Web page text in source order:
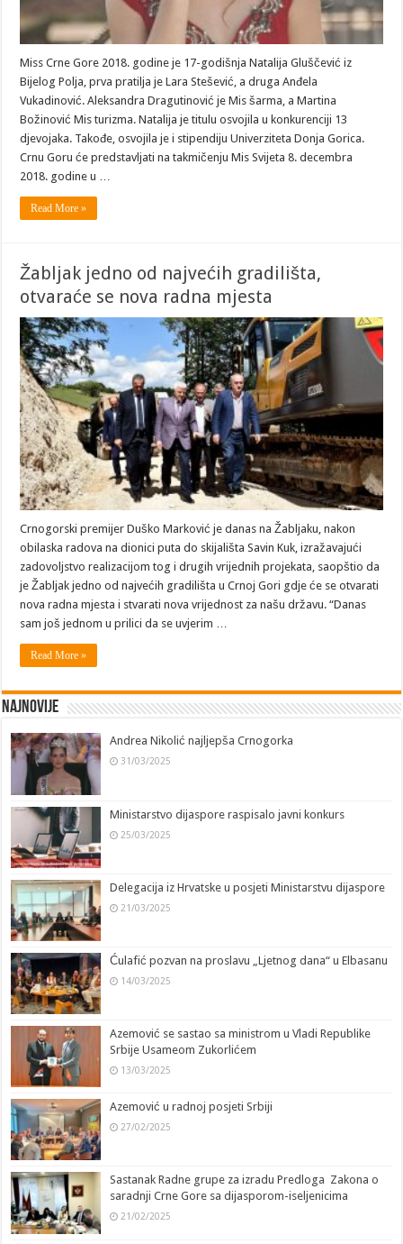
Miss Crne Gore 2018. godine je 17-godišnja Natalija Gluščević iz
Bijelog Polja, prva pratilja je Lara Stešević, a druga Anđela
Vukadinović. Aleksandra Dragutinović je Mis šarma, a Martina
Božinović Mis turizma. Natalija je titulu osvojila u konkurenciji 13
djevojaka. Takođe, osvojila je i stipendiju Univerziteta Donja Gorica.
Crnu Goru će predstavljati na takmičenju Mis Svijeta 8. decembra
2018. godine u …
Read More »
Žabljak jedno od najvećih gradilišta,
otvaraće se nova radna mjesta
Crnogorski premijer Duško Marković je danas na Žabljaku, nakon
obilaska radova na dionici puta do skijališta Savin Kuk, izražavajući
zadovoljstvo realizacijom tog i drugih vrijednih projekata, saopštio da
je Žabljak jedno od najvećih gradilišta u Crnoj Gori gdje će se otvarati
nova radna mjesta i stvarati nova vrijednost za našu državu. “Danas
sam još jednom u prilici da se uvjerim …
Read More »
Najnovije
Andrea Nikolić najljepša Crnogorka
31/03/2025
Ministarstvo dijaspore raspisalo javni konkurs
25/03/2025
Delegacija iz Hrvatske u posjeti Ministarstvu dijaspore
21/03/2025
Ćulafić pozvan na proslavu „Ljetnog dana“ u Elbasanu
14/03/2025
Azemović se sastao sa ministrom u Vladi Republike
Srbije Usameom Zukorlićem
13/03/2025
Azemović u radnoj posjeti Srbiji
27/02/2025
Sastanak Radne grupe za izradu Predloga Zakona o
saradnji Crne Gore sa dijasporom-iseljenicima
21/02/2025